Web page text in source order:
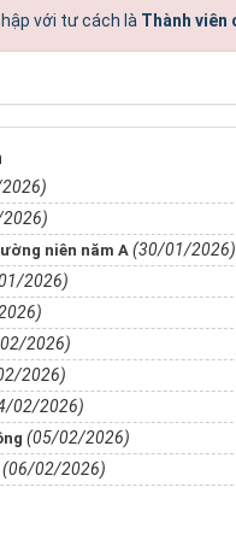
với tư cách là Thành viên
niên năm A (30/01/2026)
2026)
2026)
2026)
02/2026)
(05/02/2026)
(06/02/2026)